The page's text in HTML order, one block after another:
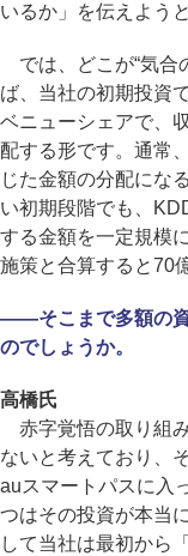
いるか」を伝えよう
では、どこが“気合
ば、当社の初期投資
ベニューシェアで、
配する形です。通常
じた金額の分配にな
い初期段階でも、
する金額を一定規模
施策と合算すると70
――そこまで多額の資
のでしょうか。
高橋氏
赤字覚悟の取り組
ないと考えており、
auスマートパスに入
つはその投資が本当
して当社は最初から